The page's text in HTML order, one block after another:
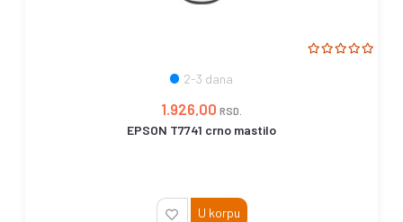
2-3 dana
1.926,00 RSD.
EPSON T7741 crno mastilo
U korpu